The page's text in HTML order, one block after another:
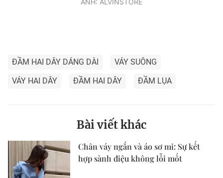
ĐẦM HAI DÂY DÁNG DÀI
VÁY SUÔNG
VÁY HAI DÂY
ĐẦM HAI DÂY ĐẦM LỤA
Bài viết khác
Chân váy ngắn và áo sơ mi: Sự kết
hợp sành điệu không lỗi mốt